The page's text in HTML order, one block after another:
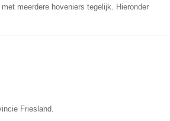
meerdere hoveniers tegelijk. Hieronder
Friesland.